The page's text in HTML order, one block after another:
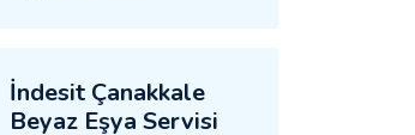
İndesit Çanakkale
Beyaz Eşya Servisi